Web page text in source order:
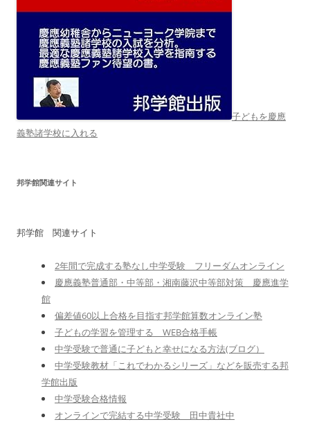
子どもを慶應
義塾諸学校に入れる
邦学館関連サイト
邦学館 関連サイト
2年間で完成する塾なし中学受験 フリーダムオンライン
慶應義塾普通部・中等部・湘南藤沢中等部対策 慶應進学
館
偏差値60以上合格を目指す邦学館算数オンライン塾
子どもの学習を管理する WEB合格手帳
中学受験で普通に子どもと幸せになる方法(ブログ）
中学受験教材「これでわかるシリーズ」などを販売する邦
学館出版
中学受験合格情報
オンラインで完結する中学受験 田中貴社中